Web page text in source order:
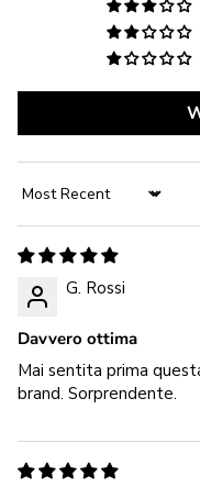
Sort by
G. Rossi
Davvero ottima
Mai sentita prima
brand. Sorprendente.